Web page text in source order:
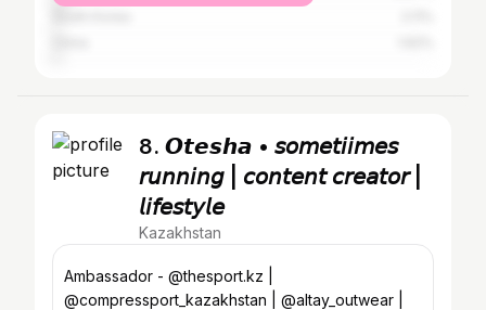
8. 𝙊𝙩𝙚𝙨𝙝𝙖 • 𝘴𝘰𝘮𝘦𝘵𝘪𝘪𝘮𝘦𝘴
𝘳𝘶𝘯𝘯𝘪𝘯𝘨 | 𝘤𝘰𝘯𝘵𝘦𝘯𝘵 𝘤𝘳𝘦𝘢𝘵𝘰𝘳 |
𝘭𝘪𝘧𝘦𝘴𝘵𝘺𝘭𝘦
Kazakhstan
Ambassador - @thesport.kz |
@compressport_kazakhstan | @altay_outwear |